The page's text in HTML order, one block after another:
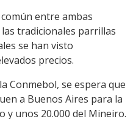
entre ambas
tradicionales parrillas
se han visto
precios.
Conmebol, se espera que
a Buenos Aires para la
y unos 20.000 del Mineiro.